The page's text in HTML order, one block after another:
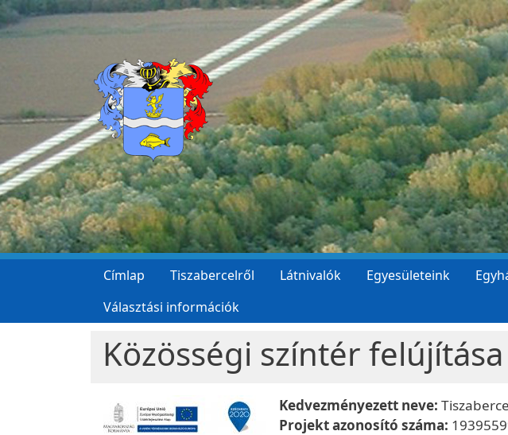
Ugrás a tartalomra
Címlap Tiszabercelről Látnivalók Egyesületeink
Választási információk
Közösségi színtér
Kedvezményezett neve:
Projekt azonosító száma: